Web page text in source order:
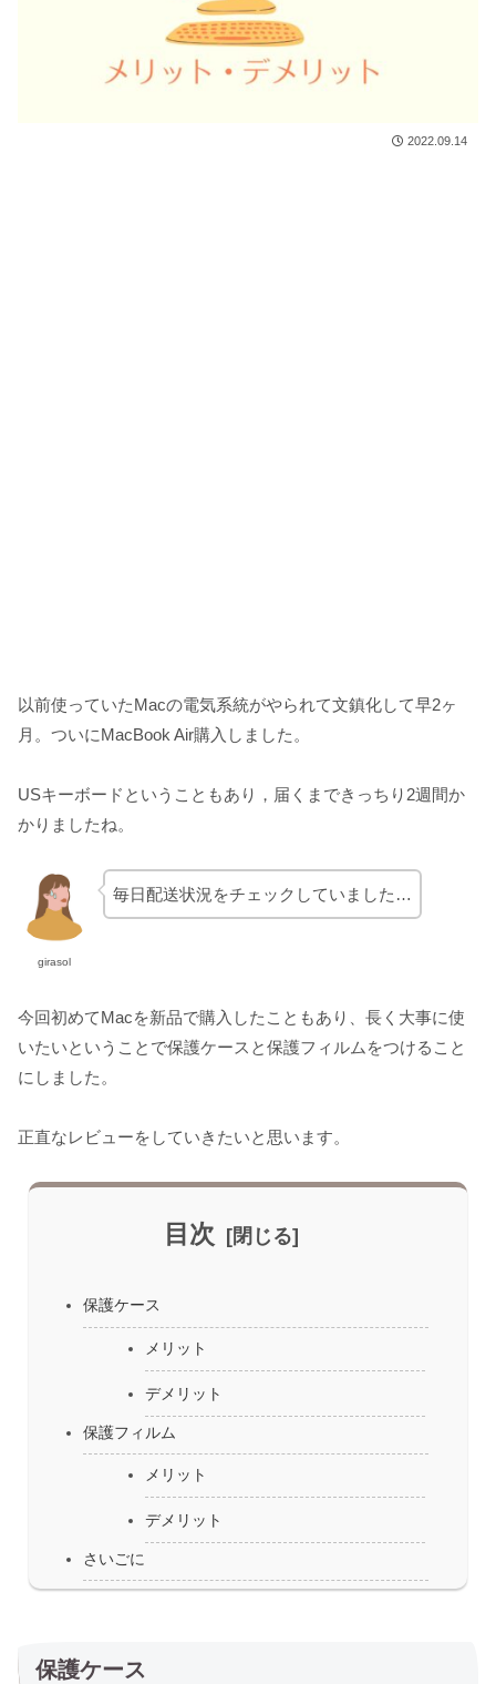
2022.09.14
以前使っていたMacの電気系統がやられて文鎮化して早2ヶ
月。ついにMacBook Air購入しました。
USキーボードということもあり，届くまできっちり2週間か
かりましたね。
girasol
毎日配送状況をチェックしていました…
今回初めてMacを新品で購入したこともあり、長く大事に使
いたいということで保護ケースと保護フィルムをつけること
にしました。
正直なレビューをしていきたいと思います。
目次
保護ケース
メリット
デメリット
保護フィルム
メリット
デメリット
さいごに
保護ケース